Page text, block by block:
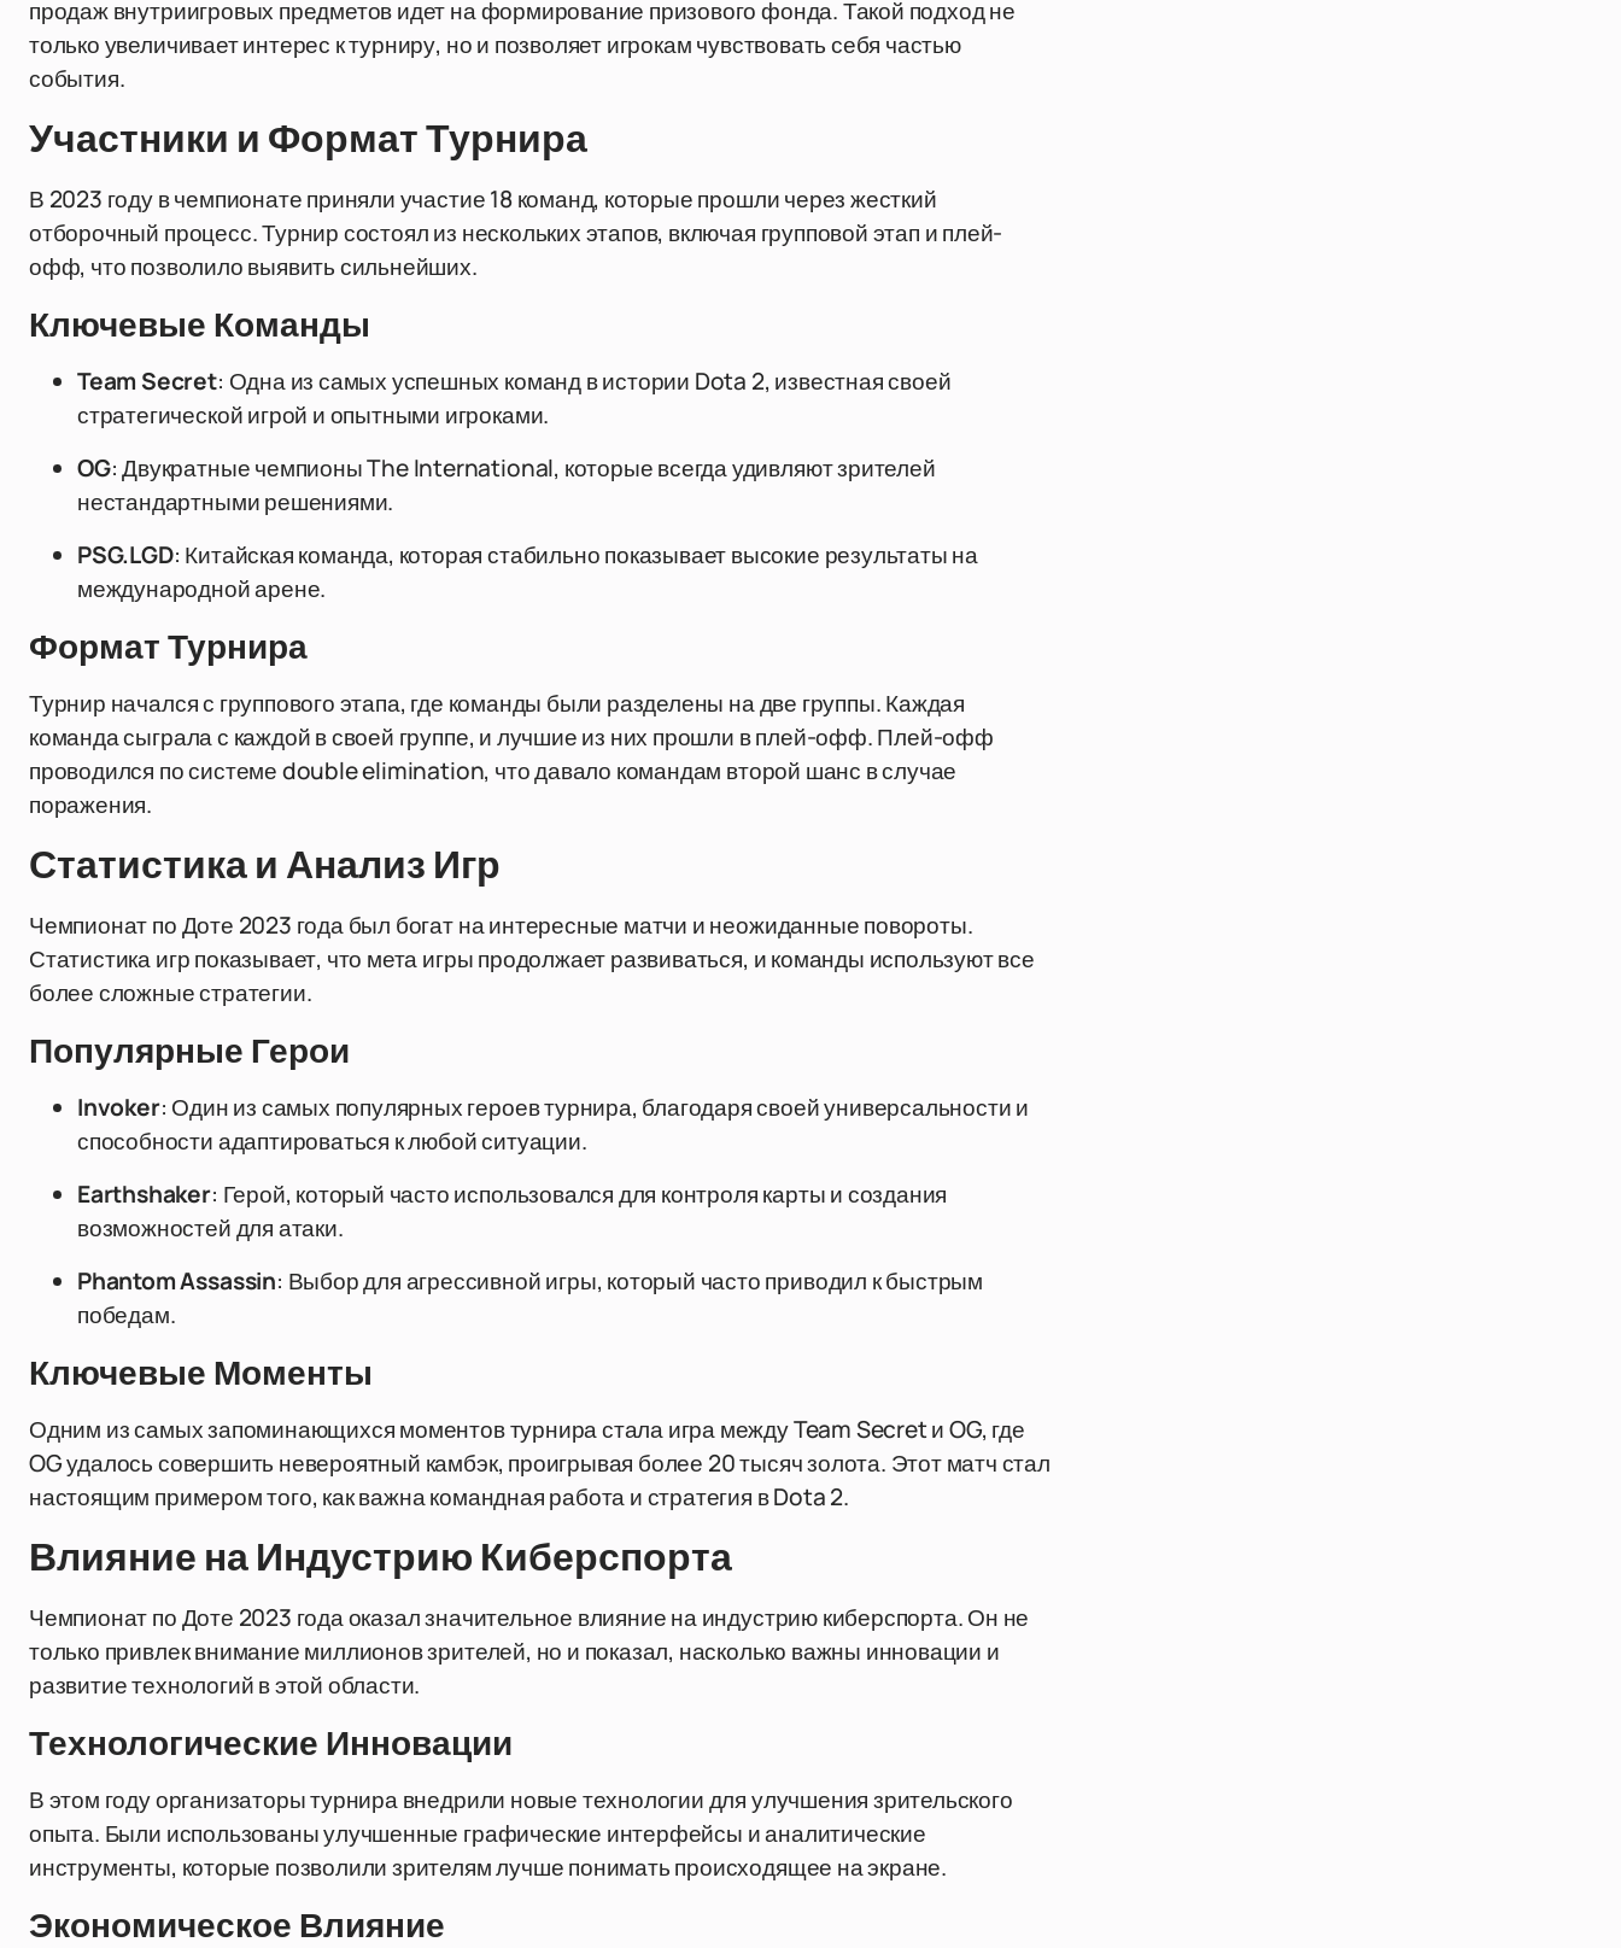
продаж внутриигровых предметов идет на формирование призового фонда. Такой подход не
только увеличивает интерес к турниру, но и позволяет игрокам чувствовать себя частью
события.
Участники и Формат Турнира
В 2023 году в чемпионате приняли участие 18 команд, которые прошли через жесткий
отборочный процесс. Турнир состоял из нескольких этапов, включая групповой этап и плей-
офф, что позволило выявить сильнейших.
Ключевые Команды
Team Secret: Одна из самых успешных команд в истории Dota 2, известная своей
стратегической игрой и опытными игроками.
OG: Двукратные чемпионы The International, которые всегда удивляют зрителей
нестандартными решениями.
PSG.LGD: Китайская команда, которая стабильно показывает высокие результаты на
международной арене.
Формат Турнира
Турнир начался с группового этапа, где команды были разделены на две группы. Каждая
команда сыграла с каждой в своей группе, и лучшие из них прошли в плей-офф. Плей-офф
проводился по системе double elimination, что давало командам второй шанс в случае
поражения.
Статистика и Анализ Игр
Чемпионат по Доте 2023 года был богат на интересные матчи и неожиданные повороты.
Статистика игр показывает, что мета игры продолжает развиваться, и команды используют все
более сложные стратегии.
Популярные Герои
Invoker: Один из самых популярных героев турнира, благодаря своей универсальности и
способности адаптироваться к любой ситуации.
Earthshaker: Герой, который часто использовался для контроля карты и создания
возможностей для атаки.
Phantom Assassin: Выбор для агрессивной игры, который часто приводил к быстрым
победам.
Ключевые Моменты
Одним из самых запоминающихся моментов турнира стала игра между Team Secret и OG, где
OG удалось совершить невероятный камбэк, проигрывая более 20 тысяч золота. Этот матч стал
настоящим примером того, как важна командная работа и стратегия в Dota 2.
Влияние на Индустрию Киберспорта
Чемпионат по Доте 2023 года оказал значительное влияние на индустрию киберспорта. Он не
только привлек внимание миллионов зрителей, но и показал, насколько важны инновации и
развитие технологий в этой области.
Технологические Инновации
В этом году организаторы турнира внедрили новые технологии для улучшения зрительского
опыта. Были использованы улучшенные графические интерфейсы и аналитические
инструменты, которые позволили зрителям лучше понимать происходящее на экране.
Экономическое Влияние